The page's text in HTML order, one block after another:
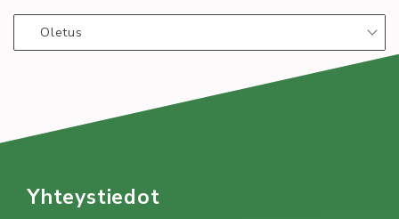
18!
Oletus
Yhteystiedot